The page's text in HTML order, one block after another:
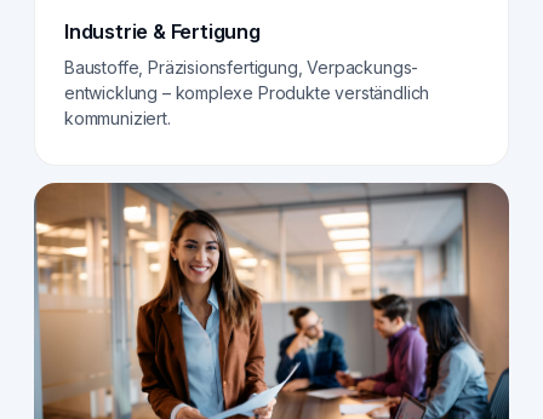
Industrie & Fertigung
Baustoffe, Präzisionsfertigung, Verpackungs­
entwicklung – komplexe Produkte verständlich
kommuniziert.